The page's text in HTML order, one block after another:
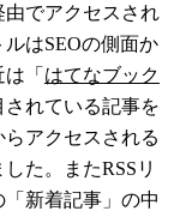
由でアクセスされ
はSEOの側面か
「 はてなブック
されている記事を
アクセスされる
た。またRSSリ
新着記事」の中